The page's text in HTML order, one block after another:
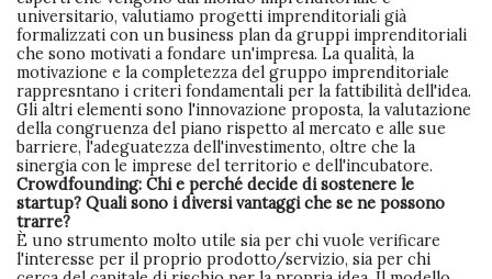
universitario, valutiamo progetti imprenditoriali già
formalizzati con un business plan da gruppi imprenditoriali
che sono motivati a fondare un'impresa. La qualità, la
motivazione e la completezza del gruppo imprenditoriale
rappresntano i criteri fondamentali per la fattibilità dell'idea.
Gli altri elementi sono l'innovazione proposta, la valutazione
della congruenza del piano rispetto al mercato e alle sue
barriere, l'adeguatezza dell'investimento, oltre che la
sinergia con le imprese del territorio e dell'incubatore.
Crowdfounding: Chi e perché decide di sostenere le
startup? Quali sono i diversi vantaggi che se ne possono
trarre?
È uno strumento molto utile sia per chi vuole verificare
l'interesse per il proprio prodotto/servizio, sia per chi